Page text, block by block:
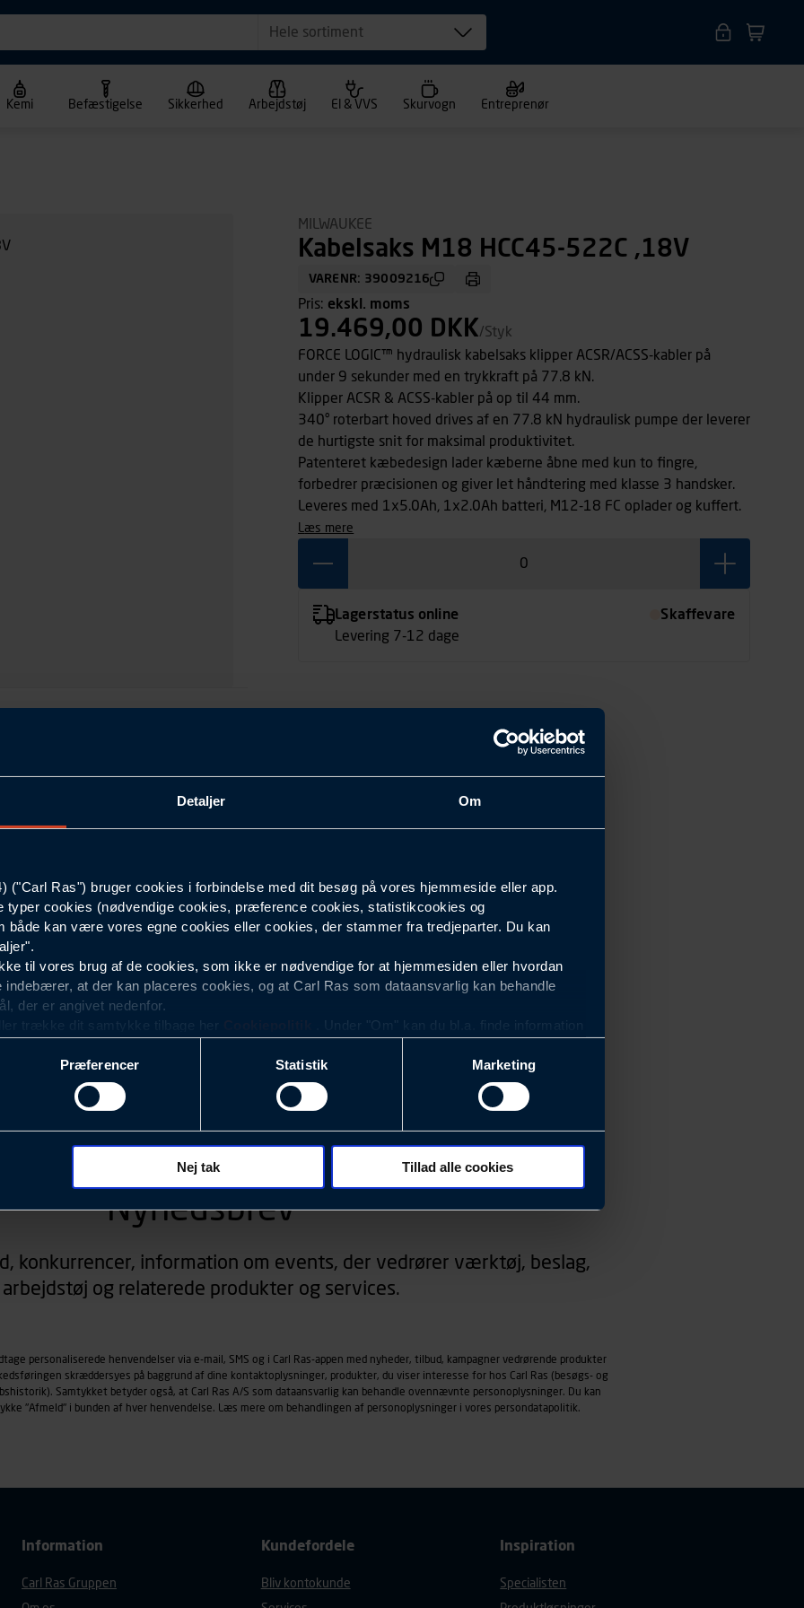
Detaljer Om
("Carl Ras") bruger cookies i forbindelse med dit besøg på vores hjemmeside eller app.
typer cookies (nødvendige cookies, præference cookies, statistikcookies og
både kan være vores egne cookies eller cookies, der stammer fra tredjeparter. Du kan
til vores brug af de cookies, som ikke er nødvendige for at hjemmesiden eller hvordan
indebærer, at der kan placeres cookies, og at Carl Ras som dataansvarlig kan behandle
der er angivet nedenfor.
trække dit samtykke tilbage her
. Under "Om" kan du bl.a. finde information
med det formål at optimere design, brugervenlighed og effektiviteten af vores
analyser af, hvilke oplysninger der er mest populære, og som derfor skal være nemme at
hvad der klikkes på, sider/indhold der besøges, browsertype, søgeord, IP-adresse,
(computer, smartphone mv.) samt de features, der anvendes.
sig på. Til dette formål behandles der personoplysninger om dit foretrukne sprog, og den
med det formål at spore besøgende på vores hjemmeside og apps med
vise annoncer, der er relevante (profilering). Til dette formål behandles der
der anvendes.
persondatapolitik, der indeholder yderligere information om behandling af
Præferencer Statistik Marketing
Nej tak Tillad alle cookies
Hele sortiment
Kemi Befæstigelse Sikkerhed Arbejdstøj El & VVS Skurvogn Entreprenør
18
6
MILWAUKEE
Kabelsaks M18 HCC45-522C ,18V
VARENR: 39009216
Pris: ekskl. moms
19.469,00 DKK/Styk
FORCE LOGIC™ hydraulisk kabelsaks klipper ACSR/ACSS-kabler på
under 9 sekunder med en trykkraft på 77.8 kN.
Klipper ACSR & ACSS-kabler på op til 44 mm.
340° roterbart hoved drives af en 77.8 kN hydraulisk pumpe der leverer
de hurtigste snit for maksimal produktivitet.
Patenteret kæbedesign lader kæberne åbne med kun to fingre,
forbedrer præcisionen og giver let håndtering med klasse 3 handsker.
Leveres med 1x5.0Ah, 1x2.0Ah batteri, M12-18 FC oplader og kuffert.
læs mere
Lagerstatus online
Levering 7-12 dage
Skaffevare
Nyhedsbrev
konkurrencer, information om events, der vedrører værktøj, beslag,
arbejdstøj og relaterede produkter og services.
personaliserede henvendelser via e-mail, SMS og i Carl Ras-appen med nyheder, tilbud, kampagner vedrørende produkter
skræddersyes på baggrund af dine kontaktoplysninger, produkter, du viser interesse for hos Carl Ras (besøgs- og
Samtykket betyder også, at Carl Ras A/S som dataansvarlig kan behandle ovennævnte personoplysninger. Du kan
"Afmeld" i bunden af hver henvendelse. Læs mere om behandlingen af personoplysninger i vores persondatapolitik.
Information
Carl Ras Gruppen
Kundefordele
Bliv kontokunde
Inspiration
Specialisten